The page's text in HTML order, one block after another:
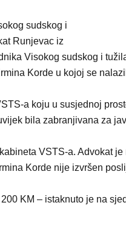
sudskog i
Runjevac iz
Visokog sudskog i
Korde u kojoj se
a koju u susjednoj
bila zabranjivana za
VSTS-a. Advokat
Korde nije izvršen
KM – istaknuto je na